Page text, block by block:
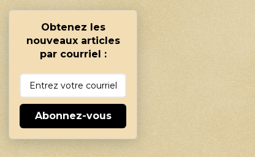
Obtenez les
nouveaux articles
par courriel :
Abonnez-vous